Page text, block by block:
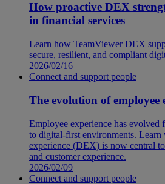
How proactive DEX
in financial services
Learn how TeamViewer DEX
secure, resilient, and compliant
2026/02/16
Connect and support people
The evolution of employee
Employee experience has evolved
to digital-first environments.
experience (DEX) is now central
and customer experience.
2026/02/09
Connect and support people